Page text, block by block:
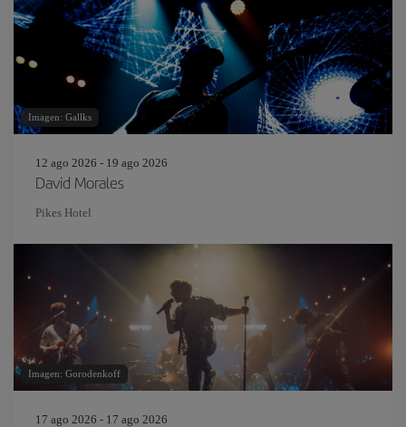
Imagen: Gallks
12 ago 2026 - 19 ago 2026
David Morales
Pikes Hotel
Imagen: Gorodenkoff
17 ago 2026 - 17 ago 2026